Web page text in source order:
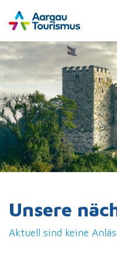
Unsere
Aktuell sind keine